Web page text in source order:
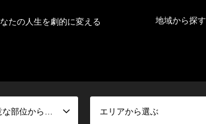
たの人生を劇的に変える 地域から探す
エリアから選ぶ